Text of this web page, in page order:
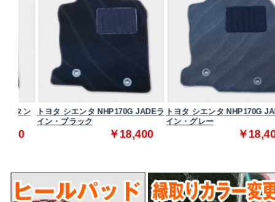
トヨタ シエンタ NHP170G JADEラ
イン・ブラック
￥18,400
トヨタ シエンタ NHP170G JADEラ
イン・グレー
￥18,400